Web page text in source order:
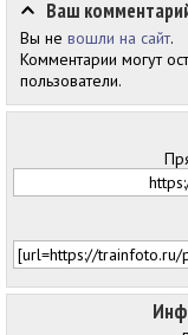
Ваш
Вы не вошли на сайт.
Комментарии могут
пользователи.